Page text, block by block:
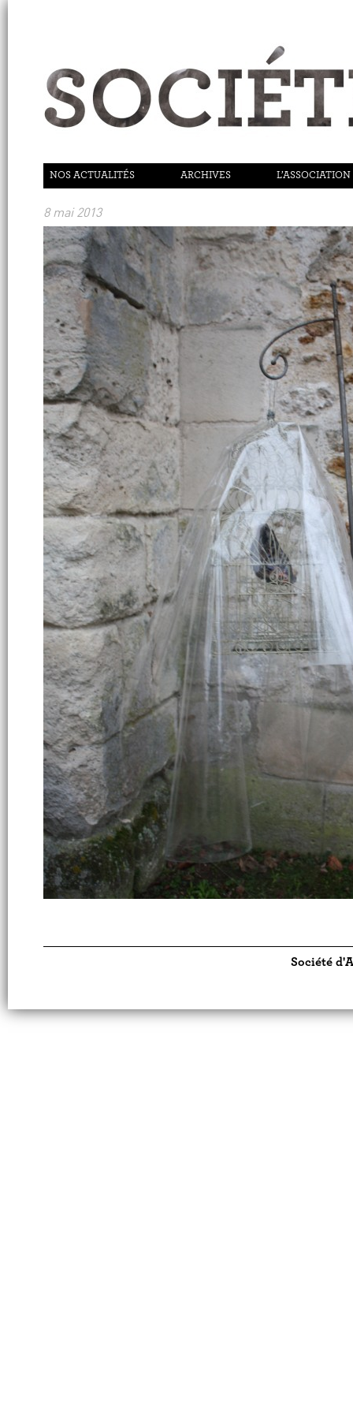
NOS ACTUALITÉS ARCHIVES L’ASSOCIATION
8 mai 2013
Société